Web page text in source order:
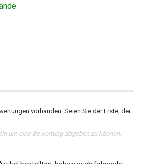
vorhanden. Seien Sie der Erste, der
um eine Bewertung abgeben zu können.